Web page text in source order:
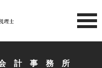
北関東 足利市の公認会計士・
事務所